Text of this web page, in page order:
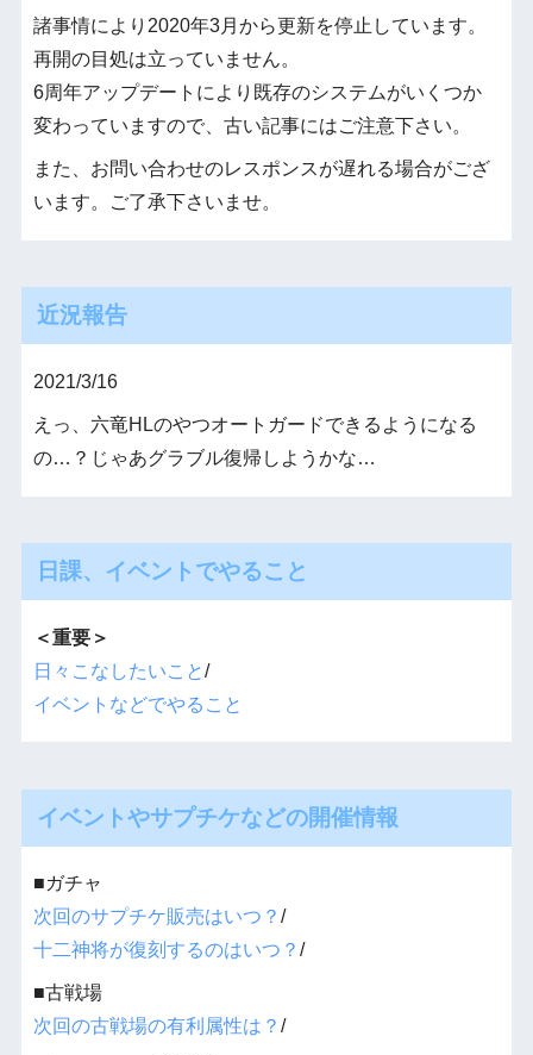
諸事情により2020年3月から更新を停止しています。
再開の目処は立っていません。
6周年アップデートにより既存のシステムがいくつか
変わっていますので、古い記事にはご注意下さい。
また、お問い合わせのレスポンスが遅れる場合がござ
います。ご了承下さいませ。
近況報告
2021/3/16
えっ、六竜HLのやつオートガードできるようになる
の…？じゃあグラブル復帰しようかな…
日課、イベントでやること
＜重要＞
日々こなしたいこと/
イベントなどでやること
イベントやサプチケなどの開催情報
■ガチャ
次回のサプチケ販売はいつ？ /
十二神将が復刻するのはいつ？ /
■古戦場
次回の古戦場の有利属性は？ /